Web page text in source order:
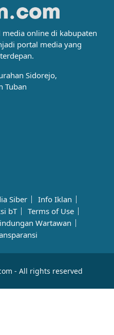
online di kabupaten
portal media yang
Sidorejo,
Tuban
Siber
Info Iklan
bT
Terms of Use
Wartawan
- All rights reserved